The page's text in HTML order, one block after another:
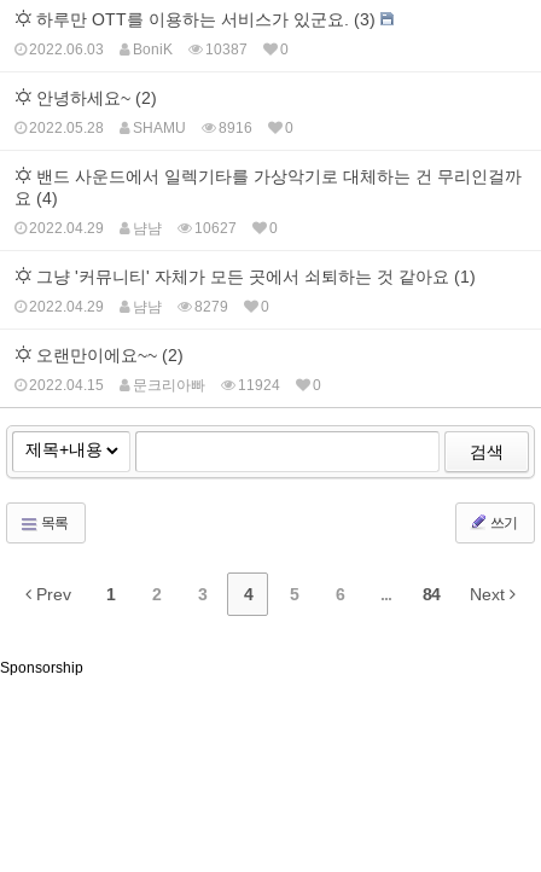
하루만 OTT를 이용하는 서비스가 있군요. (3)
2022.06.03 BoniK 10387 0
안녕하세요~ (2)
2022.05.28 SHAMU 8916 0
밴드 사운드에서 일렉기타를 가상악기로 대체하는 건 무리인걸까
요 (4)
2022.04.29 냠냠 10627 0
그냥 '커뮤니티' 자체가 모든 곳에서 쇠퇴하는 것 같아요 (1)
2022.04.29 냠냠 8279 0
오랜만이에요~~ (2)
2022.04.15 문크리아빠 11924 0
검색
목록 쓰기
Prev 1 2 3 4 5 6 ... 84 Next
Sponsorship